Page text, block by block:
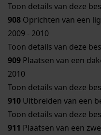
Toon details van deze
908 Oprichten van een
2009 - 2010
Toon details van deze
909 Plaatsen van een
2010
Toon details van deze
910 Uitbreiden van een
Toon details van deze
911 Plaatsen van een